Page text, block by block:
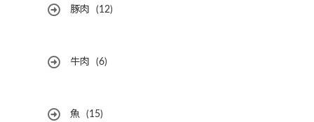
豚肉 (12)
牛肉 (6)
魚 (15)